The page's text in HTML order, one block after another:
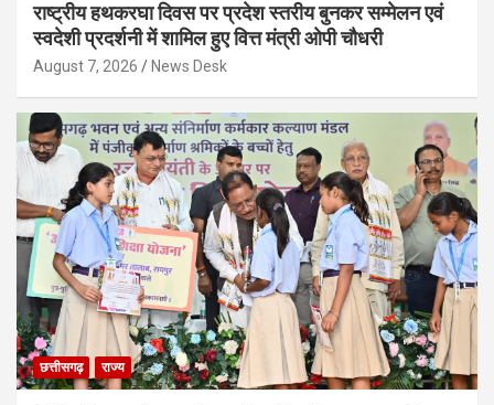
राष्ट्रीय हथकरघा दिवस पर प्रदेश स्तरीय बुनकर सम्मेलन एवं
स्वदेशी प्रदर्शनी में शामिल हुए वित्त मंत्री ओपी चौधरी
August 7, 2026 News Desk
छत्तीसगढ़ राज्य